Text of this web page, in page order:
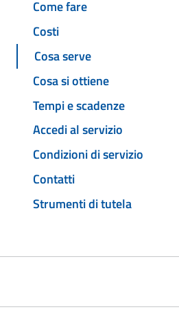
Come fare
Costi
Cosa serve
Cosa si ottiene
Tempi e scadenze
Accedi al servizio
Condizioni di servizio
Contatti
Strumenti di tutela